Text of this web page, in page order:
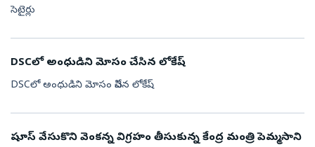
సెటైర్లు
DSCలో అంధుడిని మోసం చేసిన లోకేష్
DSCలో అంధుడిని మోసం చేసిన లోకేష్
షూస్ వేసుకొని వెంకన్న విగ్రహం తీసుకున్న కేంద్ర మంత్రి పెమ్మసాని